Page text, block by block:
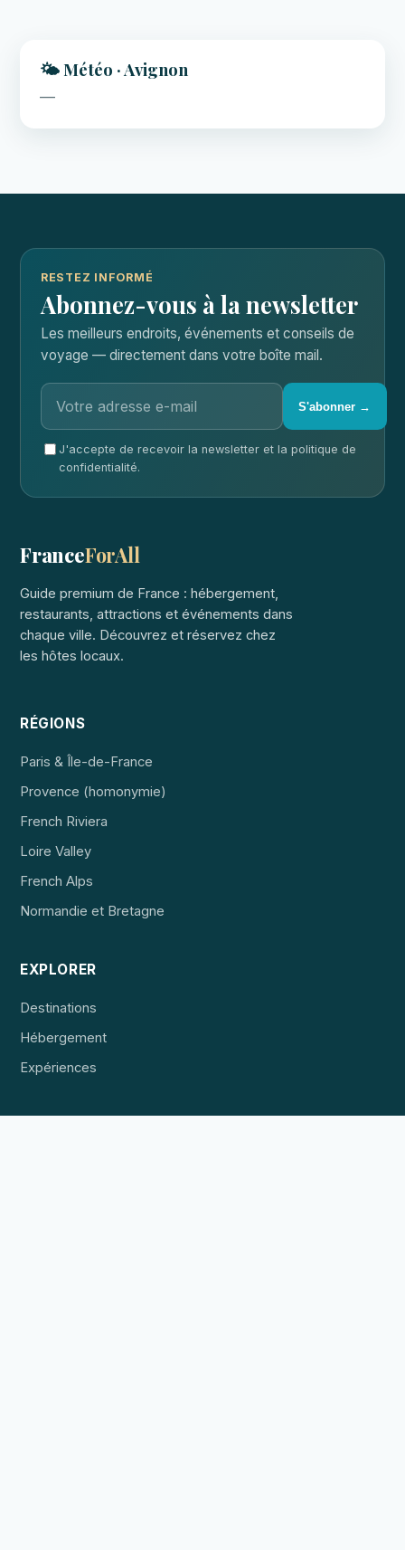
🌤️ Météo · Avignon
—
RESTEZ INFORMÉ
Abonnez-vous à la newsletter
Les meilleurs endroits, événements et conseils de
voyage — directement dans votre boîte mail.
S'abonner →
J'accepte de recevoir la newsletter et la politique de
confidentialité.
FranceForAll
Guide premium de France : hébergement,
restaurants, attractions et événements dans
chaque ville. Découvrez et réservez chez
les hôtes locaux.
RÉGIONS
Paris & Île-de-France
Provence (homonymie)
French Riviera
Loire Valley
French Alps
Normandie et Bretagne
EXPLORER
Destinations
Hébergement
Expériences